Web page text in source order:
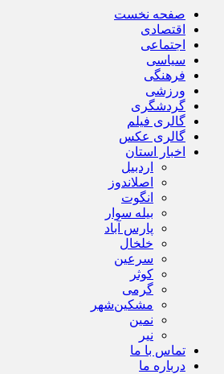
صفحه نخست
اقتصادی
اجتماعی
سیاسی
فرهنگی
ورزشی
گردشگری
گالری فیلم
گالری عکس
اخبار استان
اردبیل
اصلاندوز
انگوت
بیله سوار
پارس آباد
خلخال
سرعین
کوثر
گرمی
مشکین‌شهر
نمین
نیر
تماس با ما
درباره ما